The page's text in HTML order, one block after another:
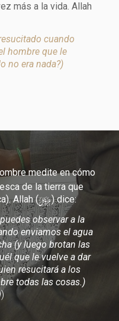
más a la vida. Allah
cuando
no era nada?)
medite en cómo
de la tierra que
Allah (y) dice:
observar a la
enviamos el agua
(y luego brotan las
que le vuelve a dar
resucitará a los
todas las cosas.)